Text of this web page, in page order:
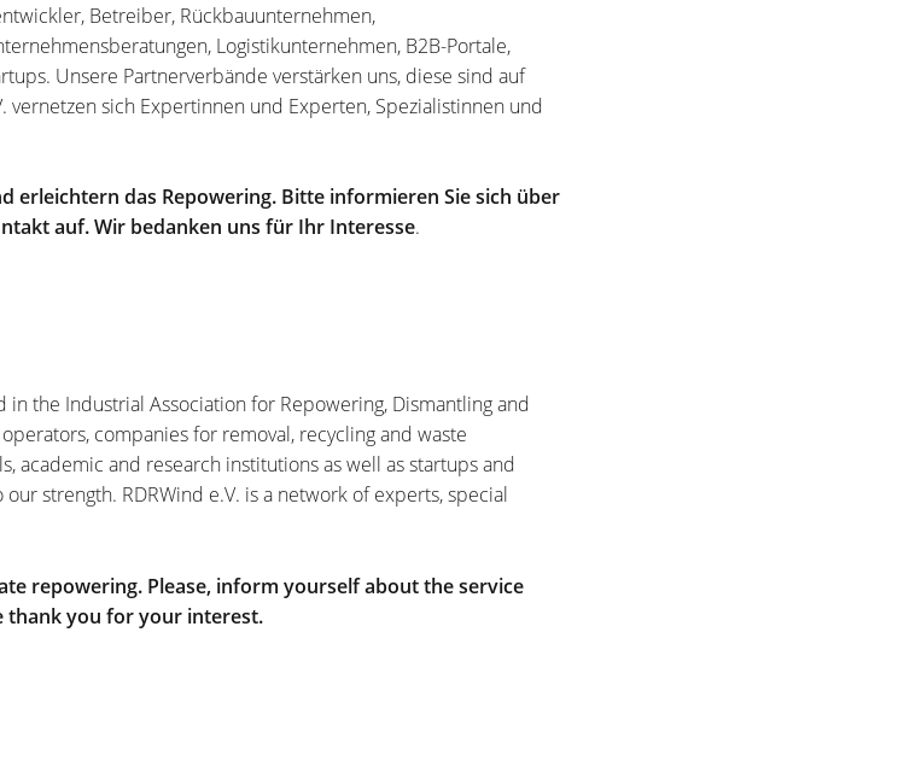
Betreiber, Rückbauunternehmen,
Logistikunternehmen, B2B-Portale,
Unsere Partnerverbände verstärken uns, diese sind auf
sich Expertinnen und Experten, Spezialistinnen und
erleichtern das Repowering. Bitte informieren Sie sich über
auf. Wir bedanken uns für Ihr Interesse.
in the Industrial Association for Repowering, Dismantling and
companies for removal, recycling and waste
academic and research institutions as well as startups and
strength. RDRWind e.V. is a network of experts, special
repowering. Please, inform yourself about the service
thank you for your interest.